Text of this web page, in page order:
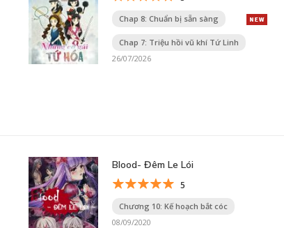
Chap 8: Chuẩn bị sẵn sàng
Chap 7: Triệu hồi vũ khí Tứ Linh
26/07/2026
Blood- Đêm Le Lói
5
Chương 10: Kế hoạch bắt cóc
08/09/2020